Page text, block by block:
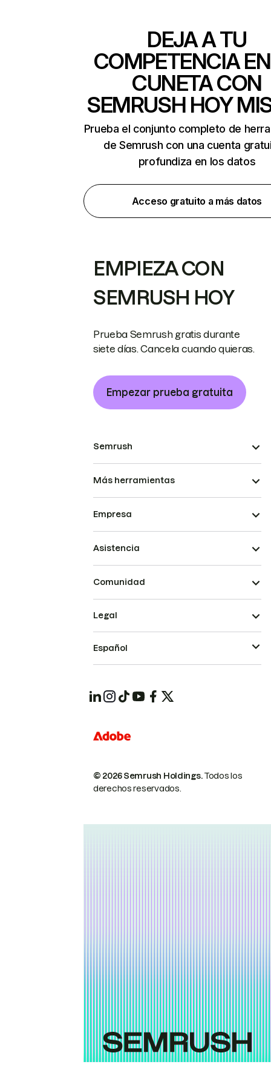
DEJA A TU
COMPETENCIA
CUNETA CON
SEMRUSH HOY
Prueba el conjunto completo de
de Semrush con una cuenta
profundiza en los datos
Acceso gratuito a más datos
EMPIEZA CON
SEMRUSH HOY
Prueba Semrush gratis durante
siete días. Cancela cuando quieras.
Empezar prueba gratuita
Semrush
Más herramientas
Empresa
Asistencia
Comunidad
© 2026 Semrush Holdings.Todos los
derechos reservados.
Legal
Español